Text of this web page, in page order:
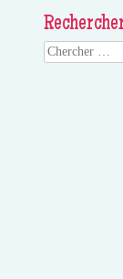
Search